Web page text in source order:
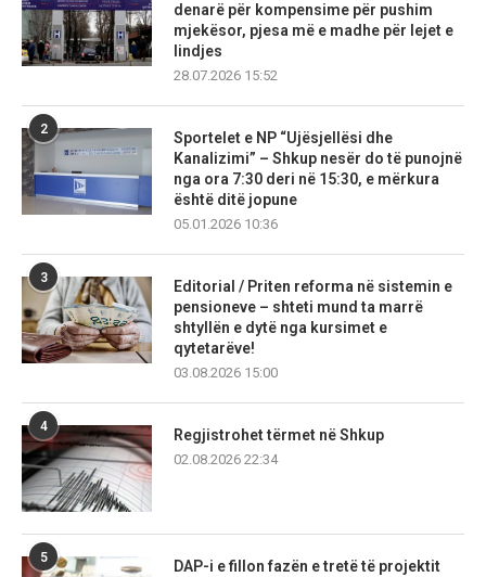
denarë për kompensime për pushim
mjekësor, pjesa më e madhe për lejet e
lindjes
28.07.2026 15:52
2
Sportelet e NP “Ujësjellësi dhe
Kanalizimi” – Shkup nesër do të punojnë
nga ora 7:30 deri në 15:30, e mërkura
është ditë jopune
05.01.2026 10:36
3
Editorial / Priten reforma në sistemin e
pensioneve – shteti mund ta marrë
shtyllën e dytë nga kursimet e
qytetarëve!
03.08.2026 15:00
4
Regjistrohet tërmet në Shkup
02.08.2026 22:34
5
DAP-i e fillon fazën e tretë të projektit